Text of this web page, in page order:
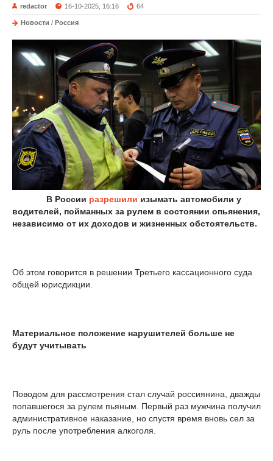
redactor 16-10-2025, 16:16 64
Новости / Россия
В России разрешили изымать автомобили у
водителей, пойманных за рулем в состоянии опьянения,
независимо от их доходов и жизненных обстоятельств.
Об этом говорится в решении Третьего кассационного суда
общей юрисдикции.
Материальное положение нарушителей больше не
будут учитывать
Поводом для рассмотрения стал случай россиянина, дважды
попавшегося за рулем пьяным. Первый раз мужчина получил
административное наказание, но спустя время вновь сел за
руль после употребления алкоголя.